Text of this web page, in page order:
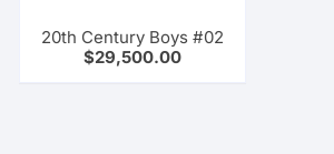
20th Century Boys #02
$29,500.00